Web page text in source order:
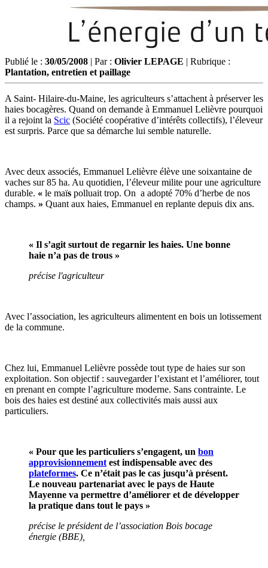
Publié le : 30/05/2008 | Par : Olivier LEPAGE | Rubrique :
Plantation, entretien et paillage
A Saint- Hilaire-du-Maine, les agriculteurs s’attachent à préserver les
haies bocagères. Quand on demande à Emmanuel Lelièvre pourquoi
il a rejoint la Scic (Société coopérative d’intérêts collectifs), l’éleveur
est surpris. Parce que sa démarche lui semble naturelle.
Avec deux associés, Emmanuel Lelièvre élève une soixantaine de
vaches sur 85 ha. Au quotidien, l’éleveur milite pour une agriculture
durable. « le maïs polluait trop. On a adopté 70% d’herbe de nos
champs. » Quant aux haies, Emmanuel en replante depuis dix ans.
« Il s’agit surtout de regarnir les haies. Une bonne
haie n’a pas de trous »
précise l'agriculteur
Avec l’association, les agriculteurs alimentent en bois un lotissement
de la commune.
Chez lui, Emmanuel Lelièvre possède tout type de haies sur son
exploitation. Son objectif : sauvegarder l’existant et l’améliorer, tout
en prenant en compte l’agriculture moderne. Sans contrainte. Le
bois des haies est destiné aux collectivités mais aussi aux
particuliers.
« Pour que les particuliers s’engagent, un bon
approvisionnement est indispensable avec des
plateformes. Ce n’était pas le cas jusqu’à présent.
Le nouveau partenariat avec le pays de Haute
Mayenne va permettre d’améliorer et de développer
la pratique dans tout le pays »
précise le président de l’association Bois bocage
énergie (BBE),